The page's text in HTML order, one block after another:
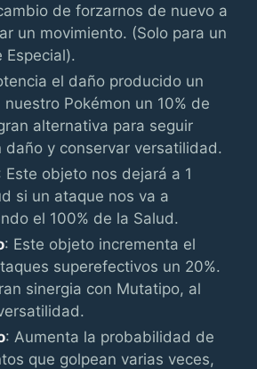
de forzarnos de nuevo a
un movimiento. (Solo para un
Especial).
el daño producido un
Pokémon un 10% de
alternativa para seguir
daño y conservar versatilidad.
Este objeto nos dejará a 1
si un ataque nos va a
el 100% de la Salud.
: Este objeto incrementa el
superefectivos un 20%.
sinergia con Mutatipo, al
: Aumenta la probabilidad de
que golpean varias veces,